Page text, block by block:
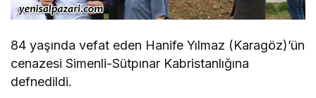
84 yaşında vefat eden Hanife Yılmaz (Karagöz)’ün
cenazesi Simenli-Sütpınar Kabristanlığına
defnedildi.